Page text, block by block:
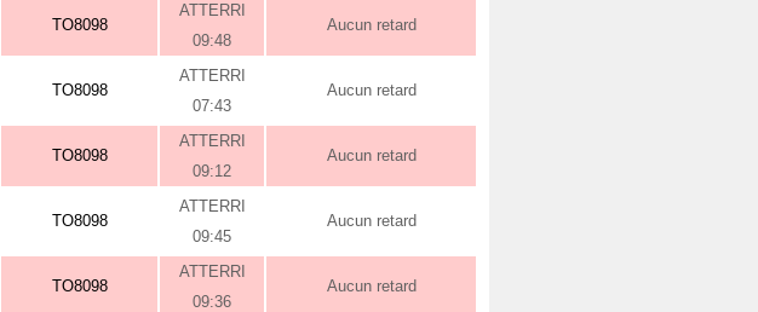
TO8098
ATTERRI
09:48
Aucun retard
TO8098
ATTERRI
07:43
Aucun retard
TO8098
ATTERRI
09:12
Aucun retard
TO8098
ATTERRI
09:45
Aucun retard
TO8098
ATTERRI
09:36
Aucun retard